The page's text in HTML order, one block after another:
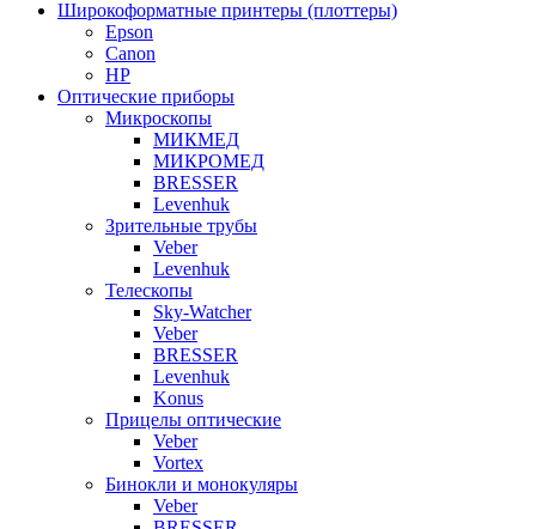
Широкоформатные принтеры (плоттеры)
Epson
Canon
HP
Оптические приборы
Микроскопы
МИКМЕД
МИКРОМЕД
BRESSER
Levenhuk
Зрительные трубы
Veber
Levenhuk
Телескопы
Sky-Watcher
Veber
BRESSER
Levenhuk
Konus
Прицелы оптические
Veber
Vortex
Бинокли и монокуляры
Veber